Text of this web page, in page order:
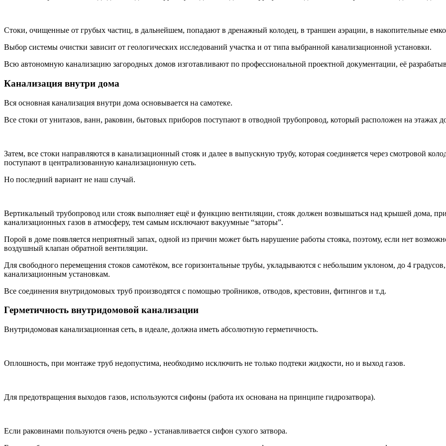
Стоки, очищенные от грубых частиц, в дальнейшем, попадают в дренажный колодец, в траншеи аэрации, в накопительные
Выбор системы очистки зависит от геологических исследований участка и от типа выбранной канализационной установки.
Всю автономную канализацию загородных домов изготавливают по профессиональной проектной документации, её
Канализация внутри дома
Вся основная канализация внутри дома основывается на самотеке.
Все стоки от унитазов, ванн, раковин, бытовых приборов поступают в отводной трубопровод, который расположен на этажах
Затем, все стоки направляются в канализационный стояк и далее в выпускную трубу, которая соединяется через смотровой
поступают в централизованную канализационную сеть.
Но последний вариант не наш случай.
Вертикальный трубопровод или стояк выполняет ещё и функцию вентиляции, стояк должен возвышаться над крышей дома,
канализационных газов в атмосферу, тем самым исключают вакуумные “заторы”.
Порой в доме появляется неприятный запах, одной из причин может быть нарушение работы стояка, поэтому, если нет
воздушный клапан обратной вентиляции.
Для свободного перемещения стоков самотёком, все горизонтальные трубы, укладываются с небольшим уклоном, до 4
канализационным установкам.
Все соединения внутридомовых труб производятся с помощью тройников, отводов, крестовин, фитингов и т.д.
Герметичность внутридомовой канализации
Внутридомовая канализационная сеть, в идеале, должна иметь абсолютную герметичность.
Оплошность, при монтаже труб недопустима, необходимо исключить не только подтеки жидкости, но и выход газов.
Для предотвращения выходов газов, используются сифоны (работа их основана на принципе гидрозатвора).
Если раковинами пользуются очень редко - устанавливается сифон сухого затвора.